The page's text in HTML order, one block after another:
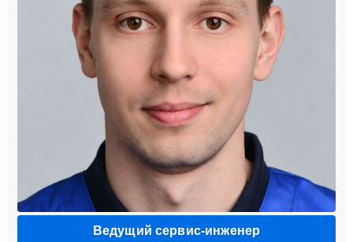
Ведущий сервис-инженер